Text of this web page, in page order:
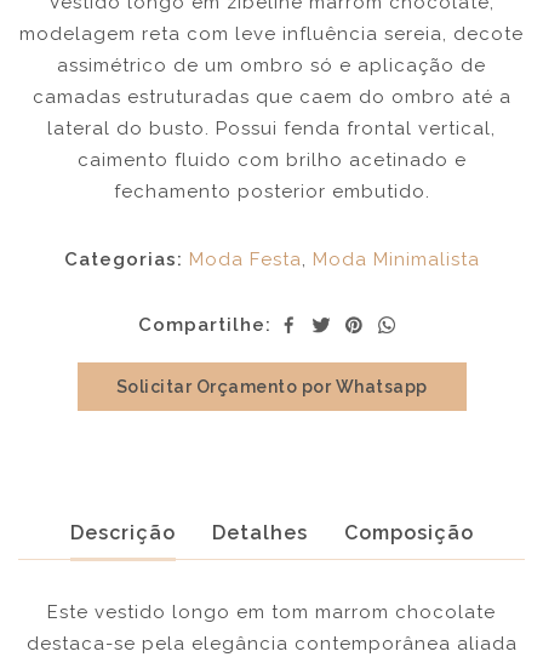
modelagem reta com leve influência sereia, decote
assimétrico de um ombro só e aplicação de
camadas estruturadas que caem do ombro até a
lateral do busto. Possui fenda frontal vertical,
caimento fluido com brilho acetinado e
fechamento posterior embutido.
Categorias: Moda Festa, Moda Minimalista
Compartilhe:
Solicitar Orçamento por Whatsapp
Descrição Detalhes Composição
Este vestido longo em tom marrom chocolate
destaca-se pela elegância contemporânea aliada